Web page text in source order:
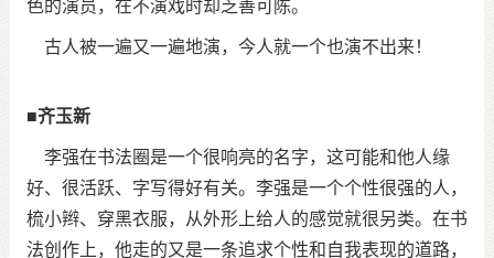
色的演员，在不演戏时却乏善可陈。
古人被一遍又一遍地演，今人就一个也演不出来！
■齐玉新
李强在书法圈是一个很响亮的名字，这可能和他人缘
好、很活跃、字写得好有关。李强是一个个性很强的人，
梳小辫、穿黑衣服，从外形上给人的感觉就很另类。在书
法创作上，他走的又是一条追求个性和自我表现的道路，